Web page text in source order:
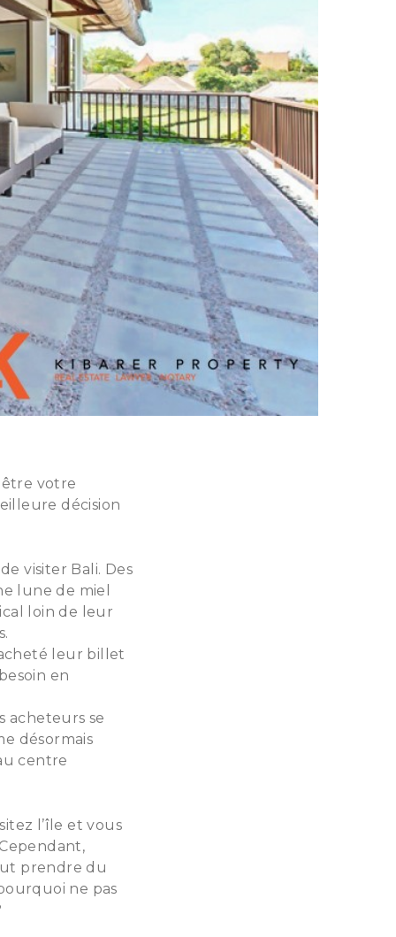
votre
décision
visiter Bali. Des
lune de miel
loin de leur
leur billet
en
acheteurs se
désormais
centre
l’île et vous
prendre du
ne pas